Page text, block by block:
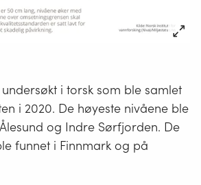
i torsk som ble samlet
i 2020. De høyeste nivåene ble
og Indre Sørfjorden. De
funnet i Finnmark og på